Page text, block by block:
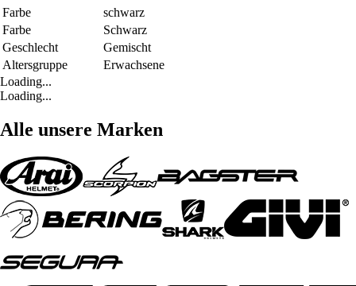
Farbe
schwarz
Farbe
Schwarz
Geschlecht
Gemischt
Altersgruppe
Erwachsene
Loading...
Loading...
Alle unsere Marken